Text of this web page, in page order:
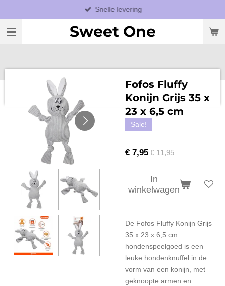
direct
naar
Sweet One
Snelle levering
Fofos Fluffy
Konijn Grijs 35 x
23 x 6,5 cm
Sale!
€ 7,95 € 11,95
In
winkelwagen
De Fofos Fluffy Konijn Grijs
35 x 23 x 6,5 cm
hondenspeelgoed is een
leuke hondenknuffel in de
vorm van een konijn, met
geknoopte armen en